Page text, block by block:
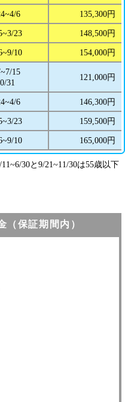
6
135,300円
23
148,500円
10
154,000円
15
31
121,000円
6
146,300円
23
159,500円
10
165,000円
30と9/21~11/30は55歳以下
（保証期間内）